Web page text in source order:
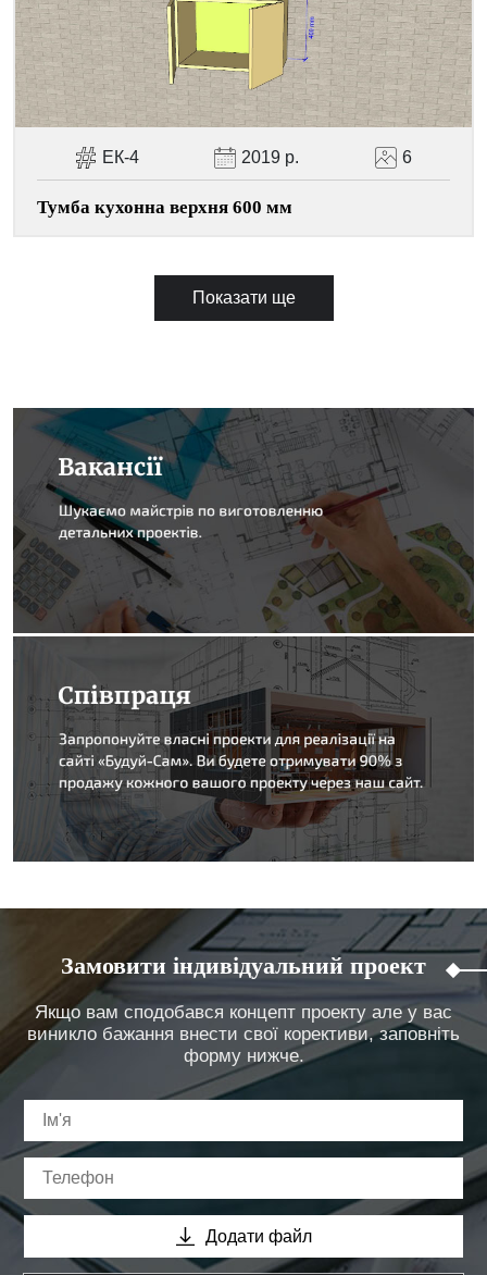
ЕК-4 2019 р. 6
Тумба кухонна верхня 600 мм
Показати ще
Замовити індивідуальний проект
Якщо вам сподобався концепт проекту але у вас
виникло бажання внести свої корективи, заповніть
форму нижче.
Додати файл